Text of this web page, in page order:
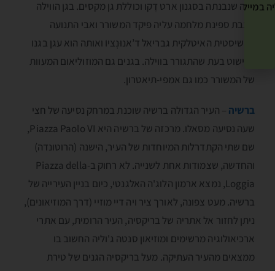
וילה שנבנתה בסגנון ארט דֶקו וכוללת גן מקסים. בגן הווילה
ניצבת ספינת מלחמה עליה פיקד המשורר ואבי התנועה
הפשיסטית האיטלקית גבריאל ד’אנוּנְציוֺֺ ואותה הוא עגן בגנו
לקישוט בעת שהתגורר בווילה. בגנים גם המוזוליאום המעוות
של המשורר כמו גם אמפי-תיאטרון.
ברשיה – העיר הגדולה ברשיה שוכנת במרחק נסיעה של חצי
שעה נסיעה מסאלו. מרכזה של ברשיה היא Piazza Paolo VI,
שם שתי הקתדרלות המיוחדות של העיר, הישנה (הרוטונדה)
והחדשה, שצמודות אחת לשנייה. לא רחוק ב-Piazza della
Loggia, נמצא ארמון הלוג'ה האלגנטי, כיום בניין העירייה של
ברשיה. מעט צפונה, לאורך ציר ויה דיי מוזיי (דרך המוזיאונים),
ניתן לחזור אל אתריה של בריקסיה, העיר הרומית, עם אתרי
ארכיאולוגיה מרשימים ומוזיאון סנטה ג'וליה החשוב בו
ממצאים מהעיר העתיקה. מעל בריקסיה הגנים של טירת
במייל שלך! »